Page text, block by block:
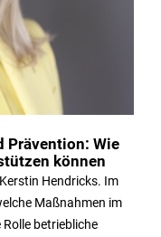
Prävention: Wie
können
Hendricks. Im
Maßnahmen im
betriebliche